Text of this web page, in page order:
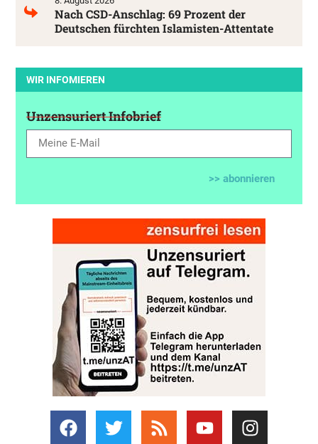
Nach CSD-Anschlag: 69 Prozent der
Deutschen fürchten Islamisten-Attentate
WIR INFOMIEREN
Unzensuriert Infobrief
>> abonnieren